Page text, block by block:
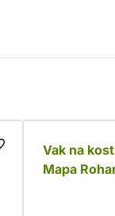
Vak na
Mapa